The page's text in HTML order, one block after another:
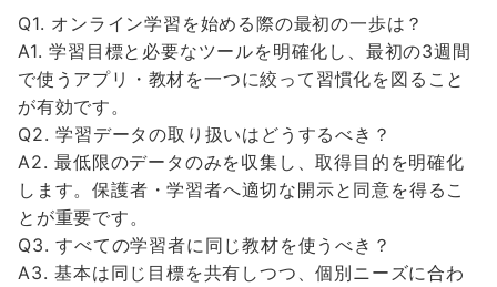
Q1. オンライン学習を始める際の最初の一歩は？
A1. 学習目標と必要なツールを明確化し、最初の3週間
で使うアプリ・教材を一つに絞って習慣化を図ること
が有効です。
Q2. 学習データの取り扱いはどうするべき？
A2. 最低限のデータのみを収集し、取得目的を明確化
します。保護者・学習者へ適切な開示と同意を得るこ
とが重要です。
Q3. すべての学習者に同じ教材を使うべき？
A3. 基本は同じ目標を共有しつつ、個別ニーズに合わ